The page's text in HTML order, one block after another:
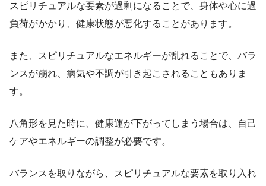
スピリチュアルな要素が過剰になることで、身体や心に過
負荷がかかり、健康状態が悪化することがあります。
また、スピリチュアルなエネルギーが乱れることで、バラ
ンスが崩れ、病気や不調が引き起こされることもありま
す。
八角形を見た時に、健康運が下がってしまう場合は、自己
ケアやエネルギーの調整が必要です。
バランスを取りながら、スピリチュアルな要素を取り入れ